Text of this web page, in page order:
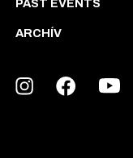
PAST EVENTS
ARCHÍV